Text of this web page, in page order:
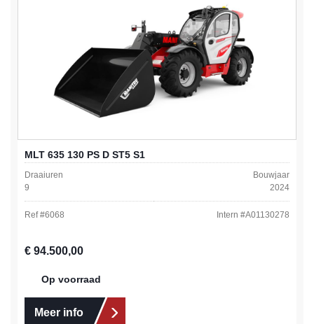
MLT 635 130 PS D ST5 S1
Draaiuren
9
Bouwjaar
2024
Ref #6068 Intern #A01130278
Normale prijs:
€ 94.500,00
Op voorraad
Meer info